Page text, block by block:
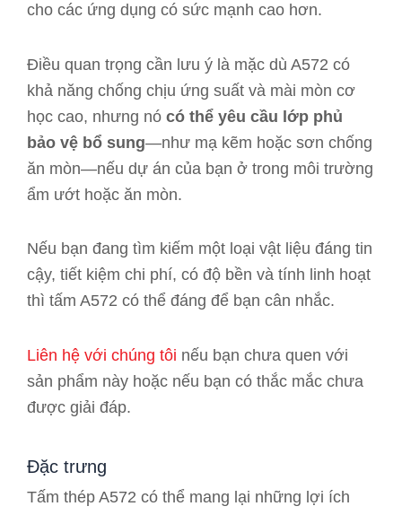
cho các ứng dụng có sức mạnh cao hơn.
Điều quan trọng cần lưu ý là mặc dù A572 có
khả năng chống chịu ứng suất và mài mòn cơ
học cao, nhưng nó có thể yêu cầu lớp phủ
bảo vệ bổ sung—như mạ kẽm hoặc sơn chống
ăn mòn—nếu dự án của bạn ở trong môi trường
ẩm ướt hoặc ăn mòn.
Nếu bạn đang tìm kiếm một loại vật liệu đáng tin
cậy, tiết kiệm chi phí, có độ bền và tính linh hoạt
thì tấm A572 có thể đáng để bạn cân nhắc.
Liên hệ với chúng tôi nếu bạn chưa quen với
sản phẩm này hoặc nếu bạn có thắc mắc chưa
được giải đáp.
Đặc trưng
Tấm thép A572 có thể mang lại những lợi ích